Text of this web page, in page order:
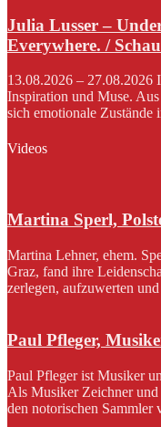
Julia Lusser –
Everywhere. /
13.08.2026 – 27.08.2026
Inspiration und Muse.
sich emotionale Zustände
Videos
Martina Sperl,
Martina Lehner, ehem.
Graz, fand ihre
zerlegen, aufzuwerten
Paul Pfleger,
Paul Pfleger ist Musiker
Als Musiker Zeichner
den notorischen Sammler